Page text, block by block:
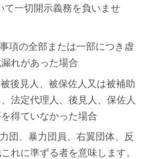
て一切開示義務を負いませ
項の全部または一部につき虚
れがあった場合
後見人、被保佐人又は被補助
法定代理人、後見人、保佐人
得ていなかった場合
団、暴力団員、右翼団体、反
れに準ずる者を意味します。